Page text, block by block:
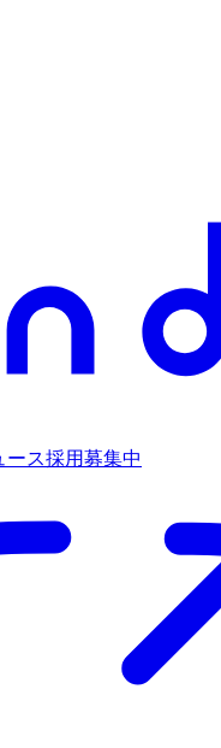
ース採用募集中